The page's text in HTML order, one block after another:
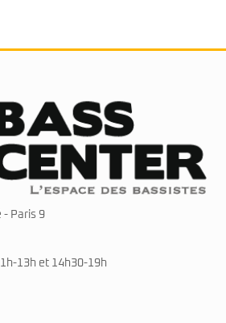
- Paris 9
13h et 14h30-19h